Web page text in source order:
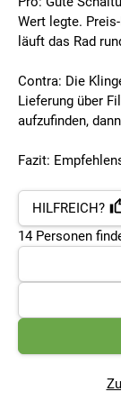
Wert legte.
läuft das Rad
Contra: Die
Lieferung über
aufzufinden,
Fazit:
HILFREICH?
14Personen